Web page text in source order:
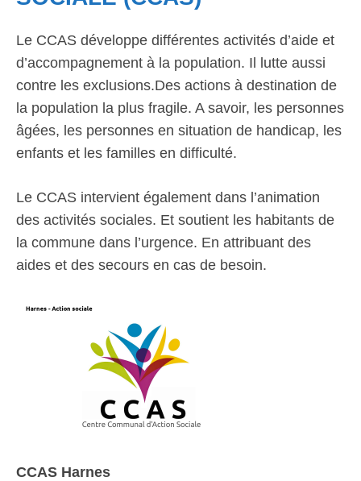
Le CCAS développe différentes activités d’aide et
d’accompagnement à la population. Il lutte aussi
contre les exclusions.Des actions à destination de
la population la plus fragile. A savoir, les personnes
âgées, les personnes en situation de handicap, les
enfants et les familles en difficulté.
Le CCAS intervient également dans l’animation
des activités sociales. Et soutient les habitants de
la commune dans l’urgence. En attribuant des
aides et des secours en cas de besoin.
CCAS Harnes